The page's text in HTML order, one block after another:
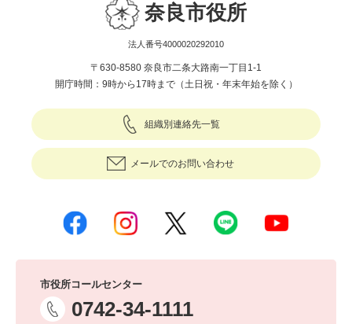
奈良市役所
法人番号4000020292010
〒630-8580 奈良市二条大路南一丁目1-1
開庁時間：9時から17時まで（土日祝・年末年始を除く）
組織別連絡先一覧
メールでのお問い合わせ
市役所コールセンター
0742-34-1111